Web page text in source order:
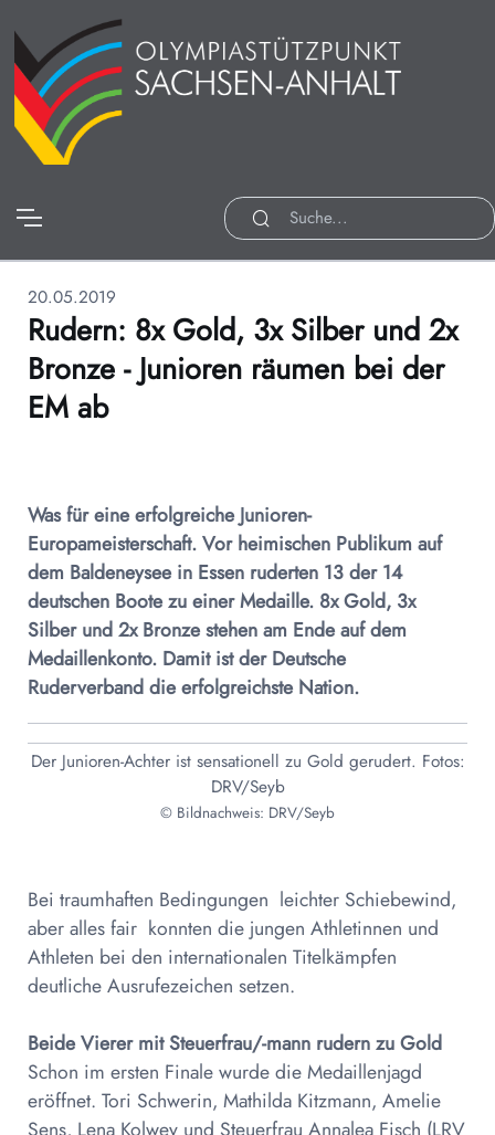
20.05.2019
Rudern: 8x Gold, 3x Silber und 2x
Bronze - Junioren räumen bei der
EM ab
Was für eine erfolgreiche Junioren-
Europameisterschaft. Vor heimischen Publikum auf
dem Baldeneysee in Essen ruderten 13 der 14
deutschen Boote zu einer Medaille. 8x Gold, 3x
Silber und 2x Bronze stehen am Ende auf dem
Medaillenkonto. Damit ist der Deutsche
Ruderverband die erfolgreichste Nation.
Der Junioren-Achter ist sensationell zu Gold gerudert. Fotos:
DRV/Seyb
© Bildnachweis: DRV/Seyb
Bei traumhaften Bedingungen  leichter Schiebewind,
aber alles fair  konnten die jungen Athletinnen und
Athleten bei den internationalen Titelkämpfen
deutliche Ausrufezeichen setzen.
Beide Vierer mit Steuerfrau/-mann rudern zu Gold
Schon im ersten Finale wurde die Medaillenjagd
eröffnet. Tori Schwerin, Mathilda Kitzmann, Amelie